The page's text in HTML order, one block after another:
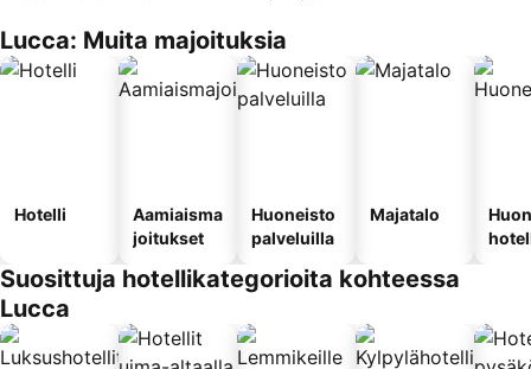
Lucca: Muita majoituksia
Hotelli
Aamiaisma
joitukset
Huoneisto
palveluilla
Majatalo
Suosittuja hotellikategorioita kohteessa
Lucca